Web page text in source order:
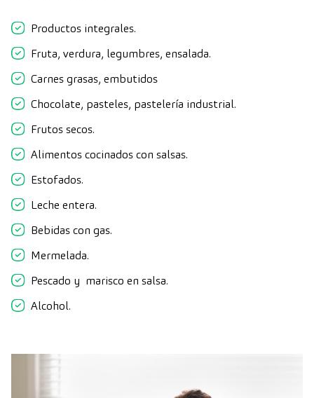
Productos integrales.
Fruta, verdura, legumbres, ensalada.
Carnes grasas, embutidos
Chocolate, pasteles, pastelería industrial.
Frutos secos.
Alimentos cocinados con salsas.
Estofados.
Leche entera.
Bebidas con gas.
Mermelada.
Pescado y marisco en salsa.
Alcohol.